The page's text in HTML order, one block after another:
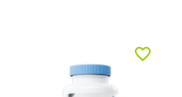
favorite_border